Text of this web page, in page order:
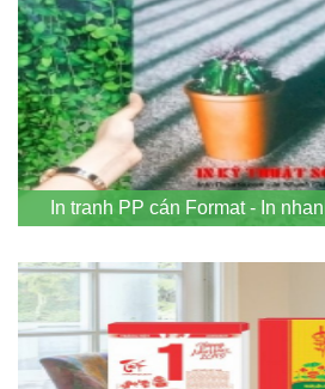
In tranh PP cán Format - In